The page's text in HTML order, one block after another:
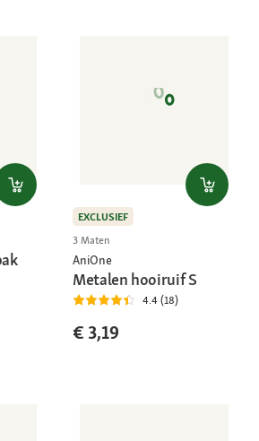
EXCLUSIEF
3 Maten
AniOne
Metalen hooiruif S
4.4 (18)
€ 3,19